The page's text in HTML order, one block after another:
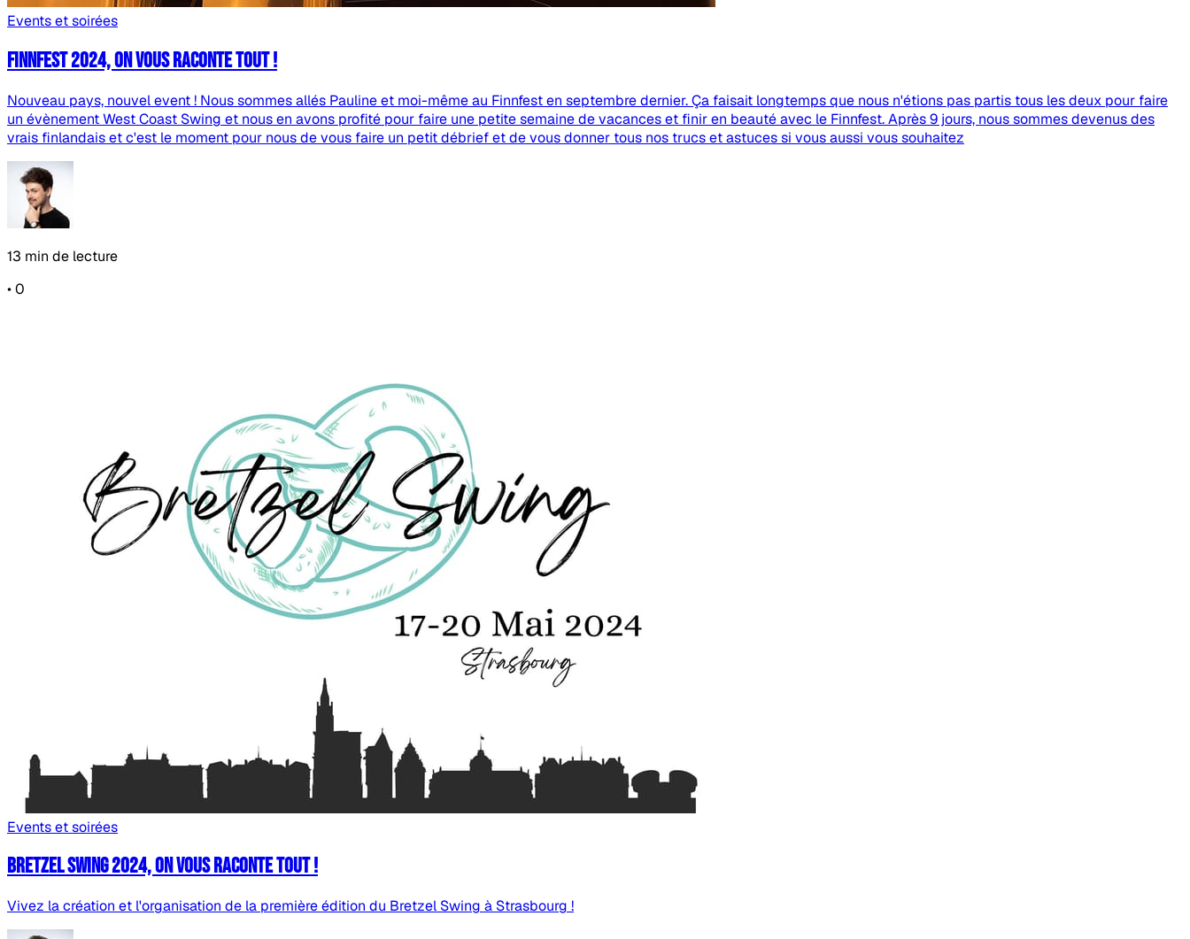
Events et soirées
Finnfest 2024, on vous raconte tout !
Nouveau pays, nouvel event ! Nous sommes allés Pauline et moi-même au Finnfest en septembre dernier. Ça faisait longtemps que nous n'étions pas partis tous les deux pour faire
un évènement West Coast Swing et nous en avons profité pour faire une petite semaine de vacances et finir en beauté avec le Finnfest. Après 9 jours, nous sommes devenus des
vrais finlandais et c'est le moment pour nous de vous faire un petit débrief et de vous donner tous nos trucs et astuces si vous aussi vous souhaitez
13 min de lecture
•0
Events et soirées
Bretzel Swing 2024, on vous raconte tout !
Vivez la création et l'organisation de la première édition du Bretzel Swing à Strasbourg !